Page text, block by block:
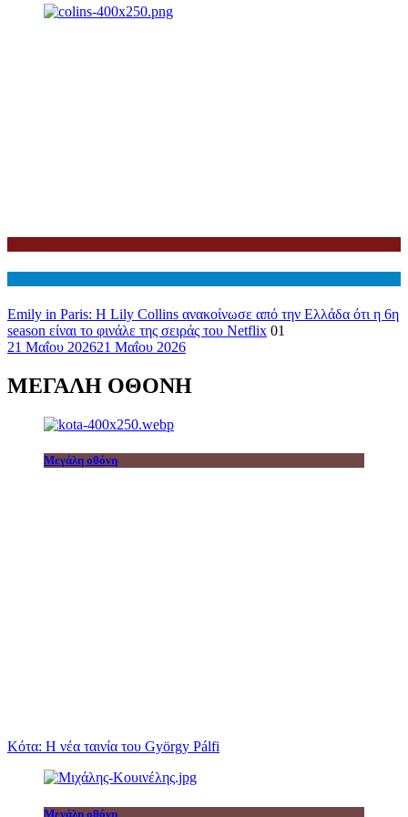
Emily in Paris: Η Lily Collins ανακοίνωσε από την Ελλάδα ότι η 6η
season είναι το φινάλε της σειράς του Netflix 01
21 Μαΐου 202621 Μαΐου 2026
ΜΕΓΑΛΗ ΟΘΟΝΗ
Μεγάλη οθόνη
Κότα: Η νέα ταινία του György Pálfi
Μεγάλη οθόνη